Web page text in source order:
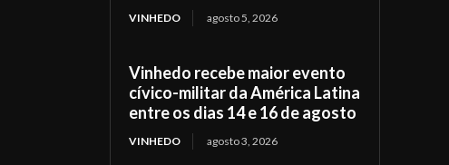
VINHEDO agosto 5, 2026
Vinhedo recebe maior evento
cívico-militar da América Latina
entre os dias 14 e 16 de agosto
VINHEDO agosto 3, 2026